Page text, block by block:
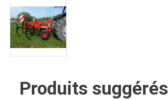
Produits suggérés